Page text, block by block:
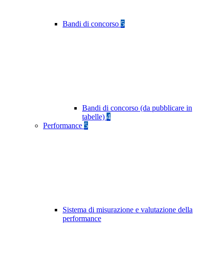
Bandi di concorso 5
Bandi di concorso (da pubblicare in
tabelle) 4
Performance 5
Sistema di misurazione e valutazione della
performance